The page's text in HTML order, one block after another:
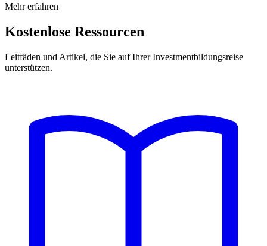
Mehr erfahren
Kostenlose Ressourcen
Leitfäden und Artikel, die Sie auf Ihrer Investmentbildungsreise
unterstützen.